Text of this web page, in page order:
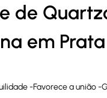
de
em
-Favorece a união -